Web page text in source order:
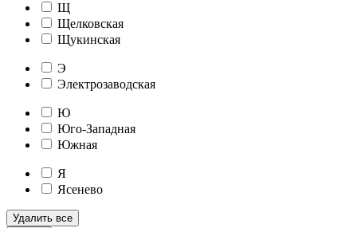
Щ
Щелковская
Щукинская
Э
Электрозаводская
Ю
Юго-Западная
Южная
Я
Ясенево
Удалить все